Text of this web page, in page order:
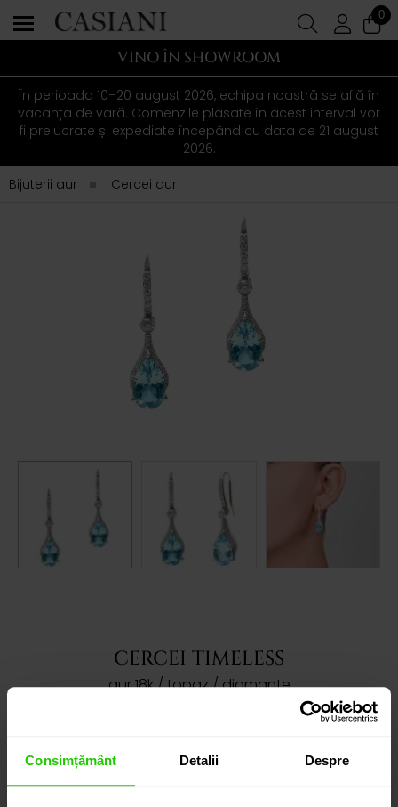
Consimțământ Detalii Despre
0
VINO ÎN SHOWROOM
În perioada 10–20 august 2026, echipa noastră se află în
vacanța de vară. Comenzile plasate în acest interval vor
fi prelucrate și expediate începând cu data de 21 august
2026.
Bijuterii aur
Cercei aur
CERCEI TIMELESS
aur 18k / topaz / diamante